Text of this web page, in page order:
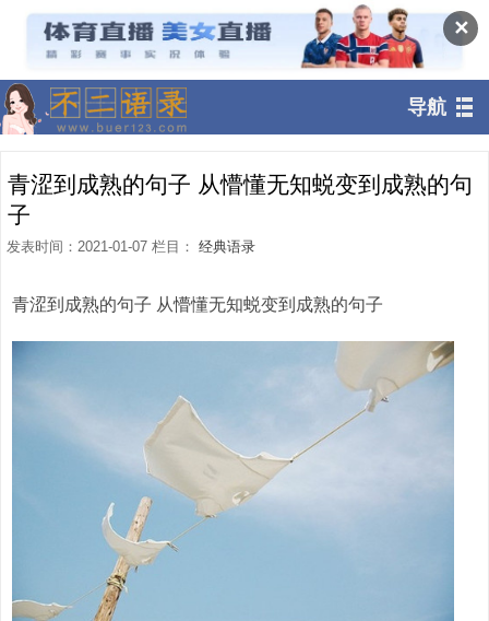
✕
导航
青涩到成熟的句子 从懵懂无知蜕变到成熟的句
子
发表时间：2021-01-07 栏目： 经典语录
青涩到成熟的句子 从懵懂无知蜕变到成熟的句子